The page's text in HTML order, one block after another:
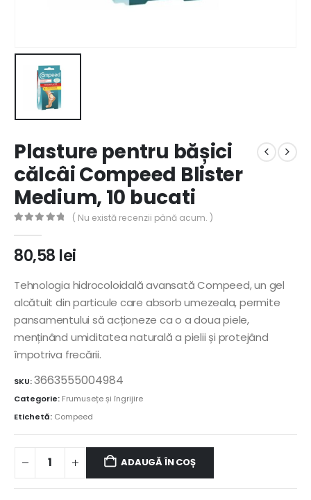
Plasture pentru bășici
călcâi Compeed Blister
Medium, 10 bucati
( Nu există recenzii până acum. )
80,58 lei
Tehnologia hidrocoloidală avansată Compeed, un gel
alcătuit din particule care absorb umezeala, permite
pansamentului să acționeze ca o a doua piele,
menținând umiditatea naturală a pielii și protejând
împotriva frecării.
SKU:3663555004984
Categorie: Frumusețe și îngrijire
Etichetă: Compeed
ADAUGĂ ÎN COȘ